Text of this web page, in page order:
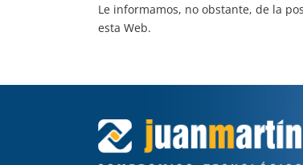
Le informamos, no obstante, de la
esta Web.